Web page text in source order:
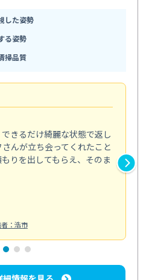
した姿勢
る姿勢
掃品質
きるだけ綺麗な状態で返し
んが立ち会ってくれたこと
りを出してもらえ、そのま
：浩市